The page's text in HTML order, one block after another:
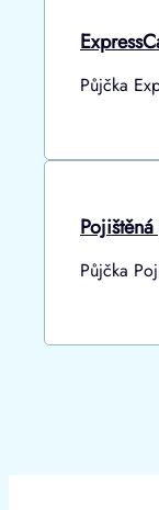
Půjčka
Půjčka